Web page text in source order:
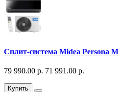
Сплит-система Midea Persona
79 990.00 р. 71 991.00 р.
Купить